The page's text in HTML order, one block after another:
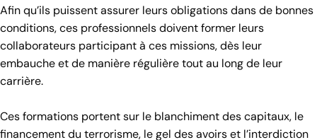
Afin qu’ils puissent assurer leurs obligations dans de bonnes
conditions, ces professionnels doivent former leurs
collaborateurs participant à ces missions, dès leur
embauche et de manière régulière tout au long de leur
carrière.
Ces formations portent sur le blanchiment des capitaux, le
financement du terrorisme, le gel des avoirs et l’interdiction